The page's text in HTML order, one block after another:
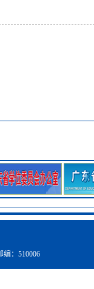
：510006